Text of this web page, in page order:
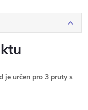
je určen pro 3 pruty s